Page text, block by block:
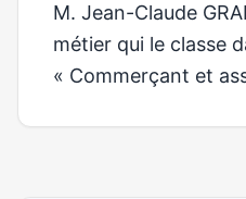
M. Jean-Claude
métier qui le classe
« Commerçant et